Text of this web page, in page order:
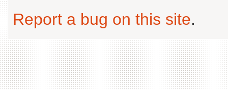
Report a bug on this site.